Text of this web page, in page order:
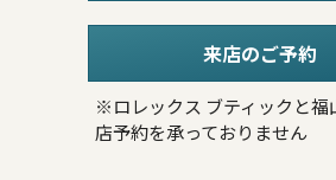
来店のご予約
※ロレックス ブティックと福
店予約を承っておりません